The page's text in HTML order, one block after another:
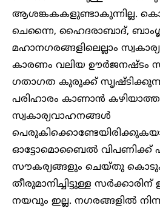
ആശങ്കകകളുണ്ടാകുന്നില്ല.
ചെന്നൈ, ഹൈ​ദരാബാദ്,
മഹാന​ഗരങ്ങളിലെല്ലാം
കാരണം വലിയ ഊർജനഷ്ടം
ഗതാ​ഗത കുരുക്ക്
പരിഹാരം കാണാൻ
സ്വകാര്യവാഹനങ്ങൾ
ഓട്ടോമൊബൈൽ വിപണിക്ക്
സൗകര്യങ്ങളും ചെയ്തു
തീരുമാനിച്ചിട്ടുള്ള
നയവും ഇല്ല. ന​ഗരങ്ങളിൽ